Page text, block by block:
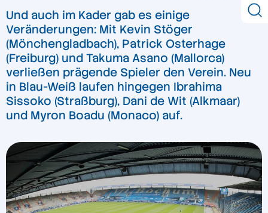
Und auch im Kader gab es einige
Veränderungen: Mit Kevin Stöger
(Mönchengladbach), Patrick Osterhage
(Freiburg) und Takuma Asano (Mallorca)
verließen prägende Spieler den Verein. Neu
in Blau-Weiß laufen hingegen Ibrahima
Sissoko (Straßburg), Dani de Wit (Alkmaar)
und Myron Boadu (Monaco) auf.